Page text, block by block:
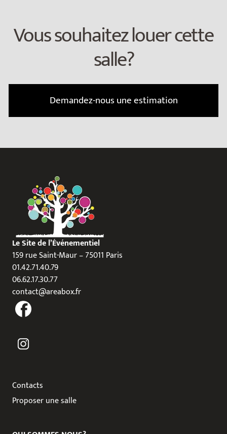
Vous souhaitez louer cette
salle?
Demandez-nous une estimation
Le Site de l’Événementiel
159 rue Saint-Maur – 75011 Paris
01.42.71.40.79
06.62.17.30.77
contact@areabox.fr
Contacts
Proposer une salle